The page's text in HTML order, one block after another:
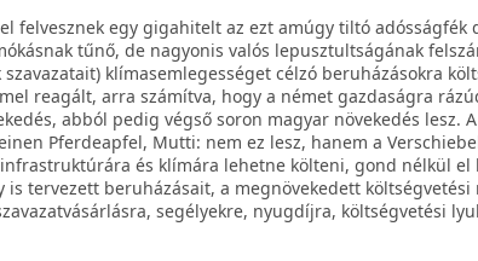
felvesznek egy gigahitelt az ezt amúgy tiltó adósságfék
tűnő, de nagyonis valós lepusztultságának
klímasemlegességet célzó beruházásokra
reagált, arra számítva, hogy a német gazdaságra
abból pedig végső soron magyar növekedés lesz.
Pferdeapfel, Mutti: nem ez lesz, hanem a
és klímára lehetne költeni, gond nélkül el
is tervezett beruházásait, a megnövekedett
segélyekre, nyugdíjra, költségvetési